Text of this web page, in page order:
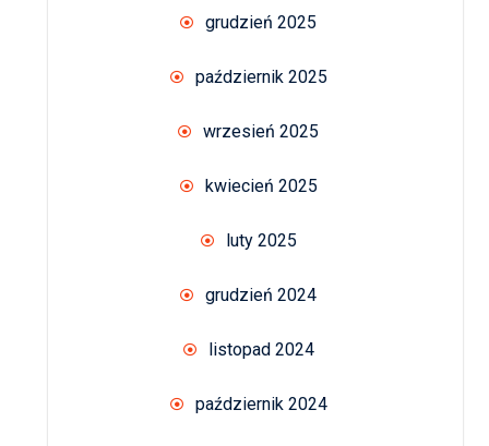
grudzień 2025
październik 2025
wrzesień 2025
kwiecień 2025
luty 2025
grudzień 2024
listopad 2024
październik 2024